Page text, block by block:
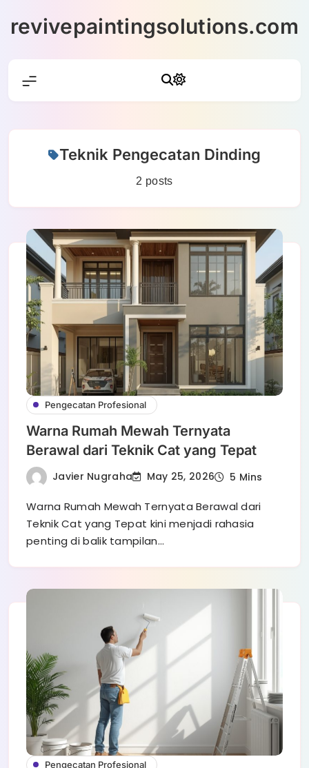
revivepaintingsolutions.com
Teknik Pengecatan Dinding
2 posts
Pengecatan Profesional
Warna Rumah Mewah Ternyata
Berawal dari Teknik Cat yang Tepat
Javier Nugraha May 25, 2026 5 Mins
Warna Rumah Mewah Ternyata Berawal dari
Teknik Cat yang Tepat kini menjadi rahasia
penting di balik tampilan…
Pengecatan Profesional